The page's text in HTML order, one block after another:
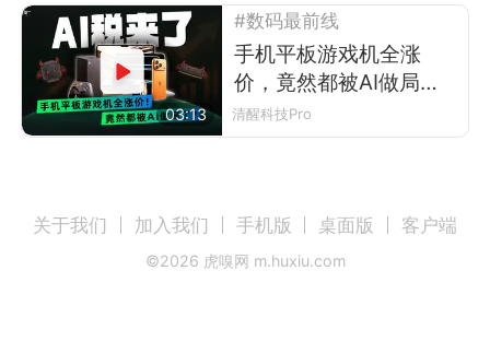
03:13
#数码最前线
手机平板游戏机全涨
价，竟然都被AI做局
了？
清醒科技Pro
关于我们 加入我们 手机版 桌面版 客户端
©2026 虎嗅网 m.huxiu.com